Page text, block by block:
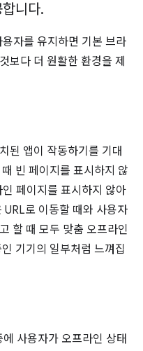
니다.
자를 유지하면 기본 브라
보다 더 원활한 환경을 제
된 앱이 작동하기를 기대
빈 페이지를 표시하지 않
페이지를 표시하지 않아
로 이동할 때와 사용자
할 때 모두 맞춤 오프라인
기기의 일부처럼 느껴집
에 사용자가 오프라인 상태